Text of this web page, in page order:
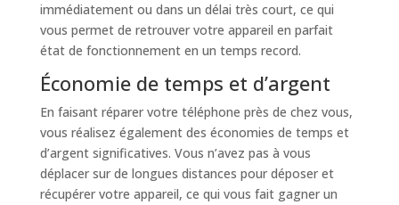
immédiatement ou dans un délai très court, ce qui
vous permet de retrouver votre appareil en parfait
état de fonctionnement en un temps record.
Économie de temps et d’argent
En faisant réparer votre téléphone près de chez vous,
vous réalisez également des économies de temps et
d’argent significatives. Vous n’avez pas à vous
déplacer sur de longues distances pour déposer et
récupérer votre appareil, ce qui vous fait gagner un